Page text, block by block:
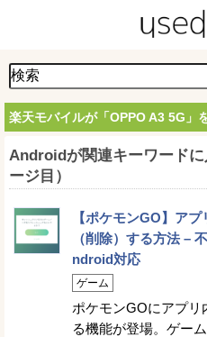
楽天モバイルが「OPPO A3 5G」
Androidが関連キーワード
ージ目）
【ポケモンGO】ア
（削除）する方法 –
ndroid対応
ゲーム
ポケモンGOにアプリ
る機能が登場。ゲー